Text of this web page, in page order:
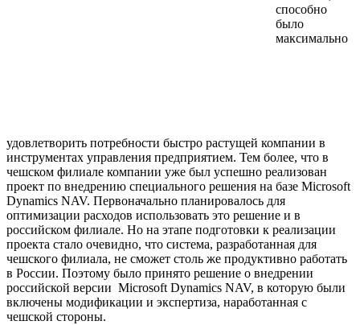
способно
было
максимально
удовлетворить потребности быстро растущей компании в
инструментах управления предприятием. Тем более, что в
чешском филиале компании уже был успешно реализован
проект по внедрению специального решения на базе Microsoft
Dynamics NAV. Первоначально планировалось для
оптимизации расходов использовать это решение и в
российском филиале. Но на этапе подготовки к реализации
проекта стало очевидно, что система, разработанная для
чешского филиала, не сможет столь же продуктивно работать
в России. Поэтому было принято решение о внедрении
российской версии Microsoft Dynamics NAV, в которую были
включены модификации и экспертиза, наработанная с
чешской стороны.